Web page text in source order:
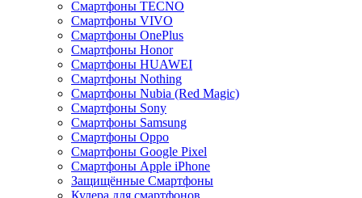
Смартфоны TECNO
Смартфоны VIVO
Смартфоны OnePlus
Смартфоны Honor
Смартфоны HUAWEI
Смартфоны Nothing
Смартфоны Nubia (Red Magic)
Смартфоны Sony
Смартфоны Samsung
Смартфоны Oppo
Смартфоны Google Pixel
Смартфоны Apple iPhone
Защищённые Смартфоны
Кулера для смартфонов